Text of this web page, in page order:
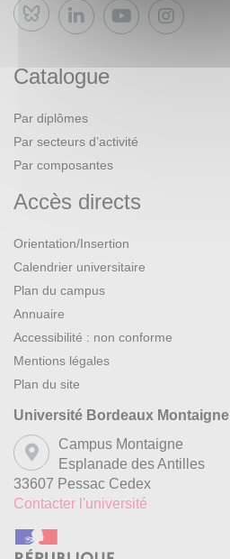
Bluesky
Catalogue
Par diplômes
Par secteurs d’activité
Par composantes
Accès directs
Orientation/Insertion
Calendrier universitaire
Plan du campus
Annuaire
Accessibilité : non conforme
Mentions légales
Plan du site
Université Bordeaux Montaigne
Campus Montaigne
Esplanade des Antilles
33607 Pessac Cedex
Contacter l'université